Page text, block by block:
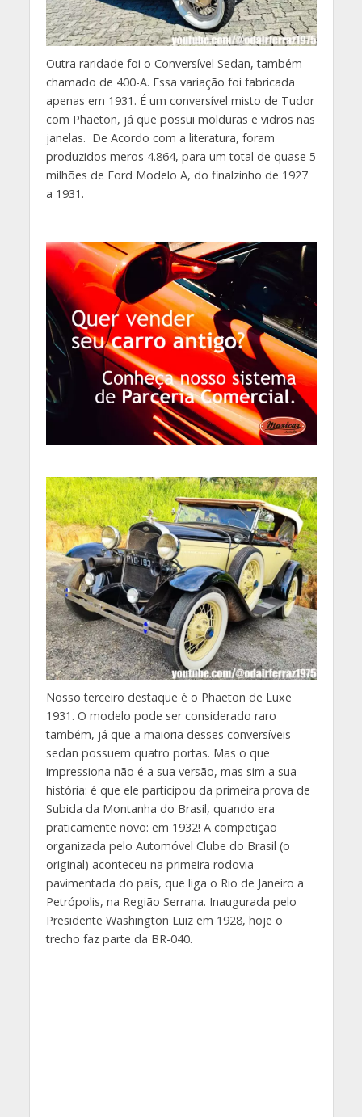
Outra raridade foi o Conversível Sedan, também
chamado de 400-A. Essa variação foi fabricada
apenas em 1931. É um conversível misto de Tudor
com Phaeton, já que possui molduras e vidros nas
janelas. De Acordo com a literatura, foram
produzidos meros 4.864, para um total de quase 5
milhões de Ford Modelo A, do finalzinho de 1927
a 1931.
Nosso terceiro destaque é o Phaeton de Luxe
1931. O modelo pode ser considerado raro
também, já que a maioria desses conversíveis
sedan possuem quatro portas. Mas o que
impressiona não é a sua versão, mas sim a sua
história: é que ele participou da primeira prova de
Subida da Montanha do Brasil, quando era
praticamente novo: em 1932! A competição
organizada pelo Automóvel Clube do Brasil (o
original) aconteceu na primeira rodovia
pavimentada do país, que liga o Rio de Janeiro a
Petrópolis, na Região Serrana. Inaugurada pelo
Presidente Washington Luiz em 1928, hoje o
trecho faz parte da BR-040.